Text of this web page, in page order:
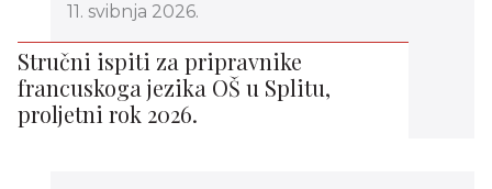
11. svibnja 2026.
Stručni ispiti za pripravnike
francuskoga jezika OŠ u Splitu,
proljetni rok 2026.